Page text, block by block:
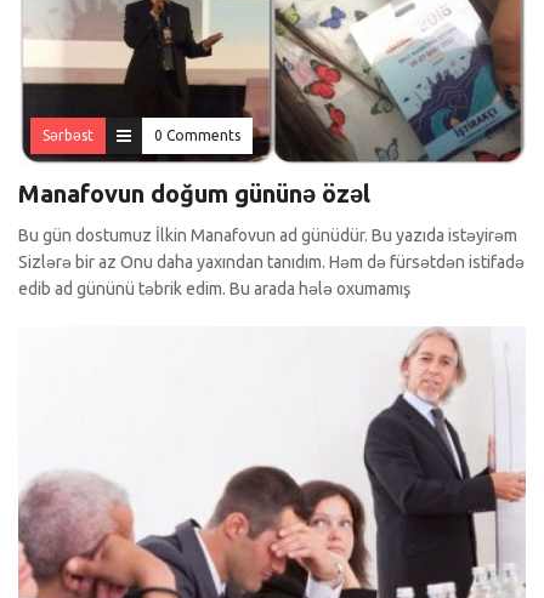
Sərbəst 0 Comments
Manafovun doğum gününə özəl
Bu gün dostumuz İlkin Manafovun ad günüdür. Bu yazıda istəyirəm
Sizlərə bir az Onu daha yaxından tanıdım. Həm də fürsətdən istifadə
edib ad gününü təbrik edim. Bu arada hələ oxumamış